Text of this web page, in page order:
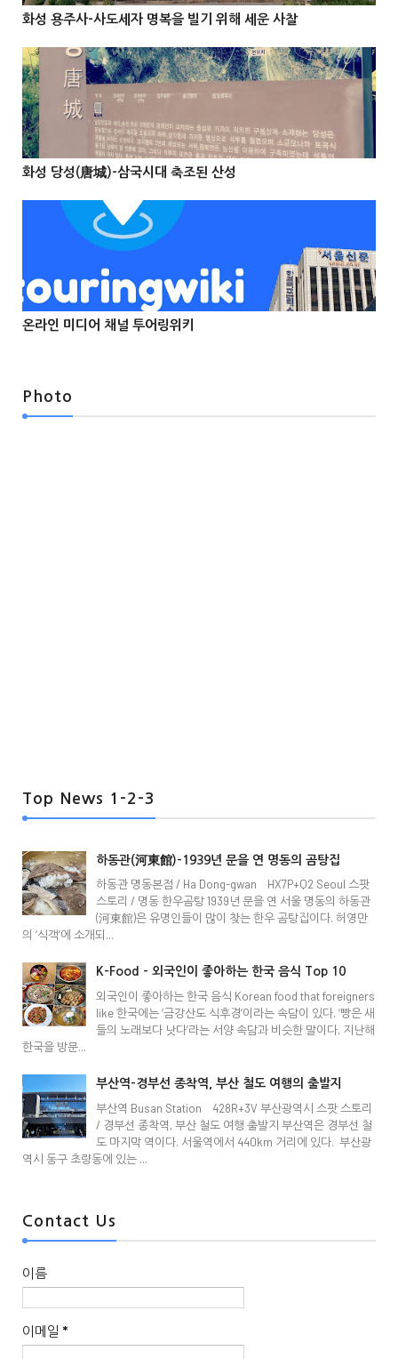
 

화성 용주사-사도세자 명복을 빌기 위해 세운 사찰
 

화성 당성(唐城)-삼국시대 축조된 산성
 

@Info
온라인 미디어 채널 투어링위키
Photo
Top News 1-2-3
하동관(河東館)-1939년 문을 연 명동의 곰탕집
하동관 명동본점 / Ha Dong-gwan HX7P+Q2 Seoul 스팟
스토리 / 명동 한우곰탕 1939년 문을 연 서울 명동의 하동관
(河東館)은 유명인들이 많이 찾는 한우 곰탕집이다. 허영만
의 ‘식객’에 소개되...
K-Food - 외국인이 좋아하는 한국 음식 Top 10
외국인이 좋아하는 한국 음식 Korean food that foreigners
like 한국에는 ‘금강산도 식후경’이라는 속담이 있다. ‘빵은 새
들의 노래보다 낫다’라는 서양 속담과 비슷한 말이다. 지난해
한국을 방문...
부산역-경부선 종착역, 부산 철도 여행의 출발지
부산역 Busan Station 428R+3V 부산광역시 스팟 스토리
/ 경부선 종착역, 부산 철도 여행 출발지 부산역은 경부선 철
도 마지막 역이다. 서울역에서 440km 거리에 있다. 부산광
역시 동구 초량동에 있는 ...
Contact Us
이름
이메일 *